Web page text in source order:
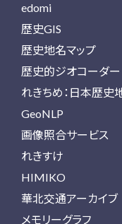
edomi
歴史GIS
歴史地名マップ
歴史的ジオコーダー
れきちめ：日本歴史
GeoNLP
画像照合サービス
れきすけ
HIMIKO
華北交通アーカイブ
メモリーグラフ